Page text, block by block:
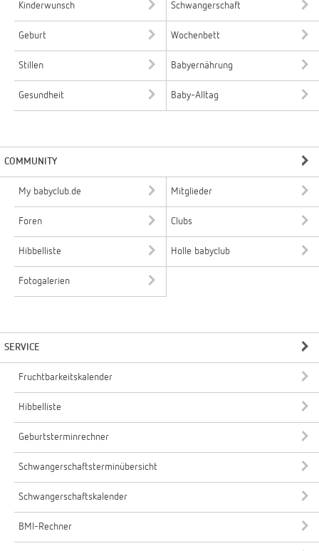
Kinderwunsch Schwangerschaft
Geburt Wochenbett
Stillen Babyernährung
Gesundheit Baby-Alltag
COMMUNITY
My babyclub.de Mitglieder
Foren Clubs
Hibbelliste Holle babyclub
Fotogalerien
SERVICE
Fruchtbarkeitskalender
Hibbelliste
Geburtsterminrechner
Schwangerschaftsterminübersicht
Schwangerschaftskalender
BMI-Rechner